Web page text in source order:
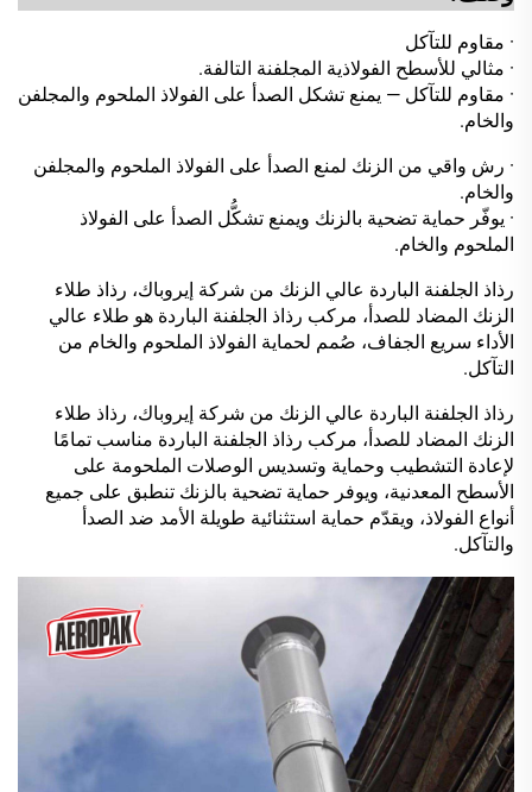
· مقاوم للتآكل
· مثالي للأسطح الفولاذية المجلفنة التالفة.
· مقاوم للتآكل — يمنع تشكل الصدأ على الفولاذ الملحوم والمجلفن
والخام.
· رش واقي من الزنك لمنع الصدأ على الفولاذ الملحوم والمجلفن
والخام.
· يوفّر حماية تضحية بالزنك ويمنع تشكُّل الصدأ على الفولاذ
الملحوم والخام.
رذاذ الجلفنة الباردة عالي الزنك من شركة إيروباك، رذاذ طلاء
الزنك المضاد للصدأ، مركب رذاذ الجلفنة الباردة هو طلاء عالي
الأداء سريع الجفاف، صُمم لحماية الفولاذ الملحوم والخام من
التآكل.
رذاذ الجلفنة الباردة عالي الزنك من شركة إيروباك، رذاذ طلاء
الزنك المضاد للصدأ، مركب رذاذ الجلفنة الباردة مناسب تمامًا
لإعادة التشطيب وحماية وتسديس الوصلات الملحومة على
الأسطح المعدنية، ويوفر حماية تضحية بالزنك تنطبق على جميع
أنواع الفولاذ، ويقدّم حماية استثنائية طويلة الأمد ضد الصدأ
والتآكل.